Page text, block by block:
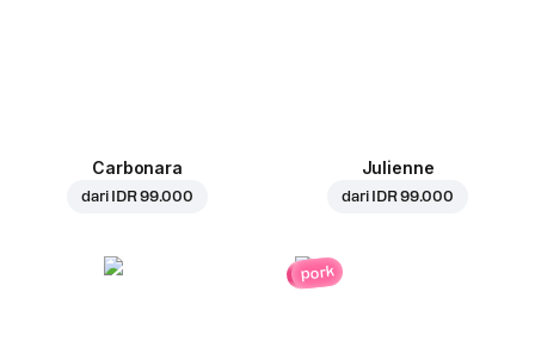
Carbonara
dari IDR 99.000
Julienne
dari IDR 99.000
pork